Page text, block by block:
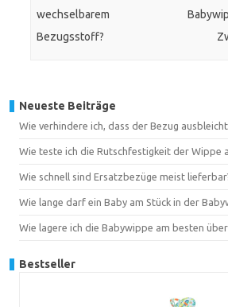
wechselbarem
Bezugsstoff?
Neueste Beiträge
Wie verhindere ich, dass der Bezug
Wie teste ich die Rutschfestigkeit der Wippe
Wie schnell sind Ersatzbezüge meist
Wie lange darf ein Baby am Stück in der
Wie lagere ich die Babywippe am besten
Bestseller